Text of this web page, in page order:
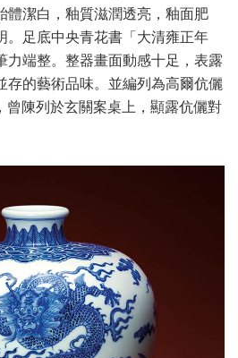
體潔白，釉質滋潤透亮，釉面肥
。足底中央青花書「大清雍正年
力端整。整器畫面動感十足，表露
存的藝術品味。並編列為高爾伉儷
曾陳列於玄關案桌上，顯露伉儷對